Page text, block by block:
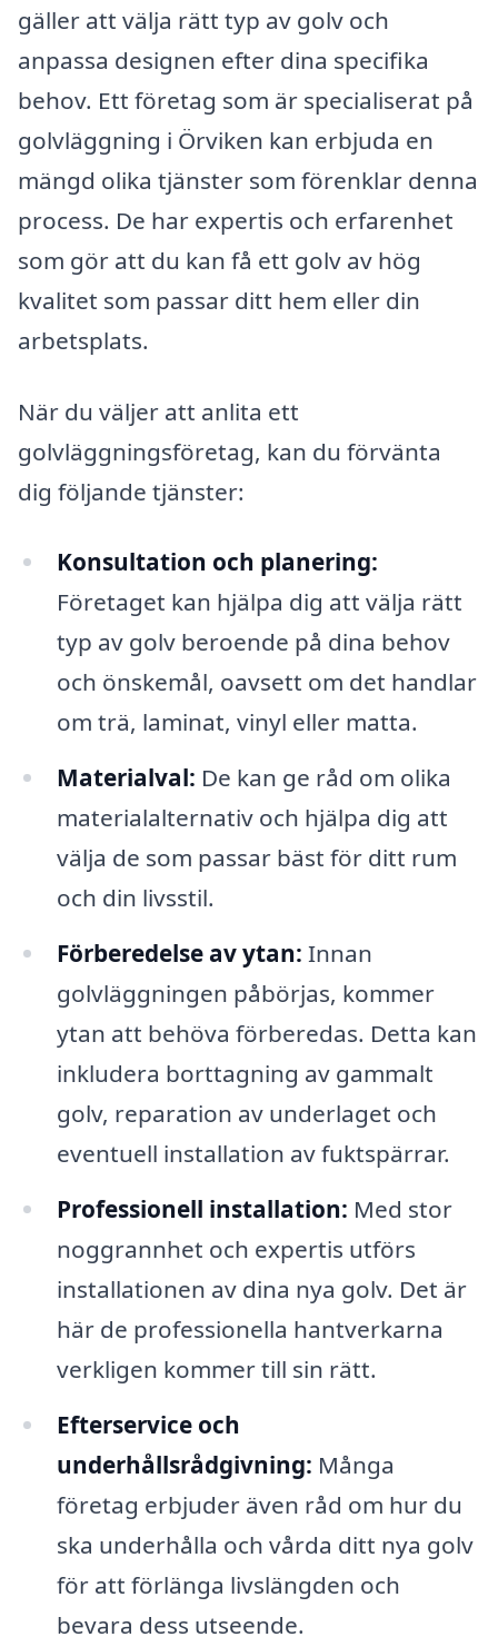
gäller att välja rätt typ av golv och
anpassa designen efter dina specifika
behov. Ett företag som är specialiserat på
golvläggning i Örviken kan erbjuda en
mängd olika tjänster som förenklar denna
process. De har expertis och erfarenhet
som gör att du kan få ett golv av hög
kvalitet som passar ditt hem eller din
arbetsplats.
När du väljer att anlita ett
golvläggningsföretag, kan du förvänta
dig följande tjänster:
Konsultation och planering:
Företaget kan hjälpa dig att välja rätt
typ av golv beroende på dina behov
och önskemål, oavsett om det handlar
om trä, laminat, vinyl eller matta.
Materialval: De kan ge råd om olika
materialalternativ och hjälpa dig att
välja de som passar bäst för ditt rum
och din livsstil.
Förberedelse av ytan: Innan
golvläggningen påbörjas, kommer
ytan att behöva förberedas. Detta kan
inkludera borttagning av gammalt
golv, reparation av underlaget och
eventuell installation av fuktspärrar.
Professionell installation: Med stor
noggrannhet och expertis utförs
installationen av dina nya golv. Det är
här de professionella hantverkarna
verkligen kommer till sin rätt.
Efterservice och
underhållsrådgivning: Många
företag erbjuder även råd om hur du
ska underhålla och vårda ditt nya golv
för att förlänga livslängden och
bevara dess utseende.